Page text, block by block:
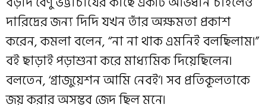
দারিদ্রের জন্য দিদি যখন তাঁর অক্ষমতা প্রকাশ
করেন, কমলা বলেন, ‘‘না না থাক এমনিই বলছিলাম৷”
বই ছাড়াই পড়াশুনা করে মাধ্যমিক দিয়েছিলেন৷
বলতেন, ‘গ্রাজুয়েশন আমি নেবই’৷ সব প্রতিকূলতাকে
জয় করার অসম্ভব জেদ ছিল মনে৷